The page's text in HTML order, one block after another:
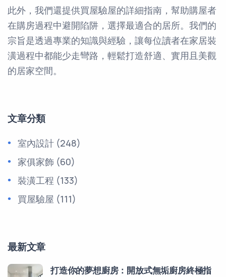
此外，我們還提供買屋驗屋的詳細指南，幫助購屋者
在購房過程中避開陷阱，選擇最適合的居所。我們的
宗旨是透過專業的知識與經驗，讓每位讀者在家居裝
潢過程中都能少走彎路，輕鬆打造舒適、實用且美觀
的居家空間。
文章分類
室內設計 (248)
家俱家飾 (60)
裝潢工程 (133)
買屋驗屋 (111)
最新文章
打造你的夢想廚房：開放式無垢廚房終極指